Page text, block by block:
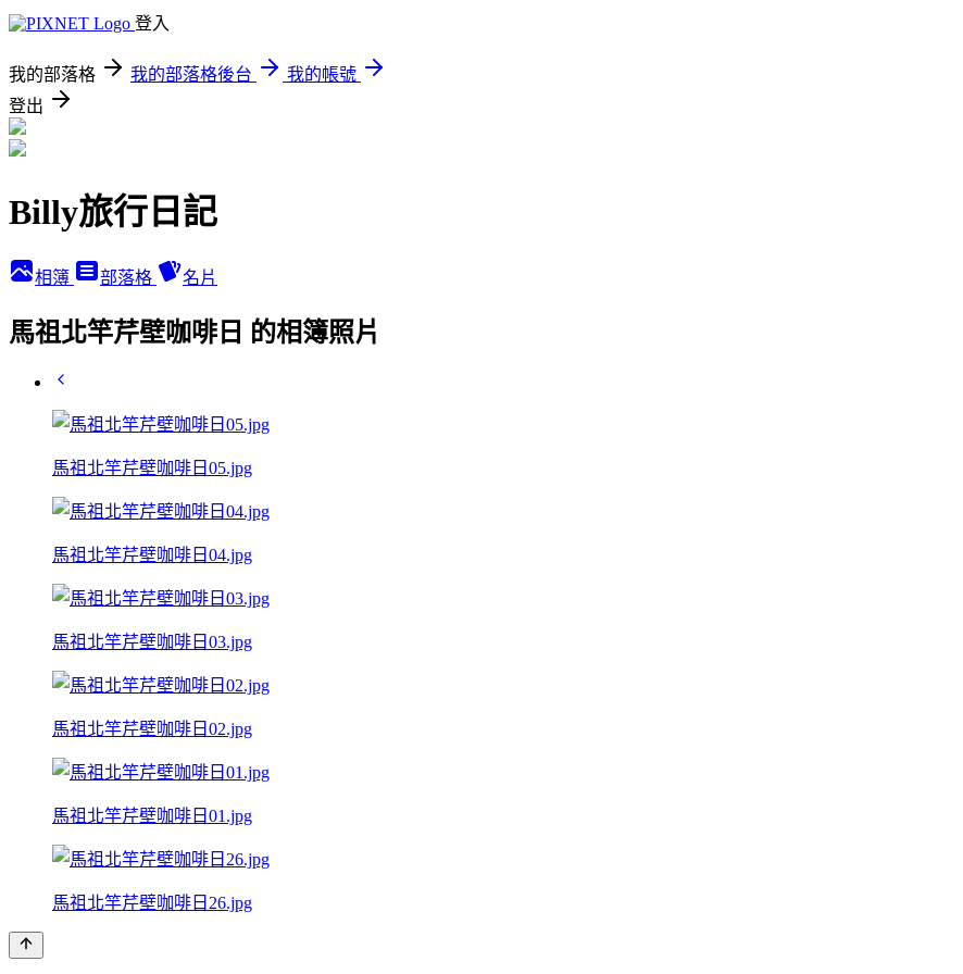
登入
我的部落格 我的部落格後台
我的帳號
登出
Billy旅行日記
相簿 部落格 名片
馬祖北竿芹壁咖啡日 的相簿照片
馬祖北竿芹壁咖啡日05.jpg
馬祖北竿芹壁咖啡日04.jpg
馬祖北竿芹壁咖啡日03.jpg
馬祖北竿芹壁咖啡日02.jpg
馬祖北竿芹壁咖啡日01.jpg
馬祖北竿芹壁咖啡日26.jpg